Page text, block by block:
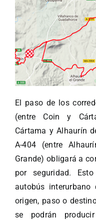
El paso de los
(entre Coin y
Cártama y Alhaurín
A-404 (entre
Grande) obligará a
por seguridad.
autobús
origen, paso o
se podrán